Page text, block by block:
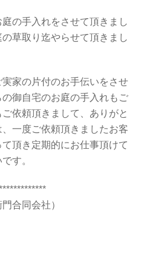
の手入れをさせて頂きまし
草取り迄やらせて頂きまし
家の片付のお手伝いをさせ
御自宅のお庭の手入れもご
依頼頂きまして、ありがと
一度ご依頼頂きましたお客
頂き定期的にお仕事頂けて
す。
合同会社）